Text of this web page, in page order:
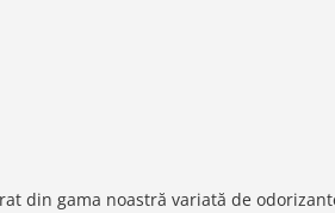
din gama noastră variată de